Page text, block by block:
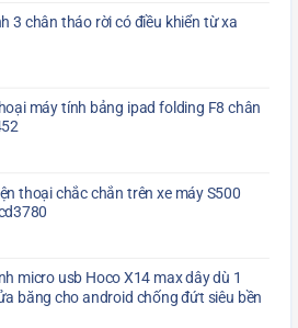
3 chân tháo rời có điều khiển từ xa
máy tính bảng ipad folding F8 chân
thoại chắc chắn trên xe máy S500
micro usb Hoco X14 max dây dù 1
băng cho android chống đứt siêu bền